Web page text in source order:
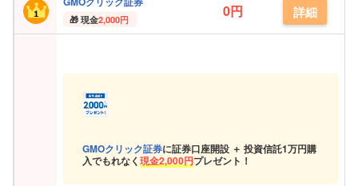
現金2,000円 0円 詳細
GMOクリック証券に証券口座開設 ＋ 投資信託1万円購
入でもれなく現金2,000円プレゼント！